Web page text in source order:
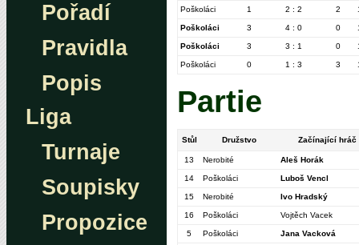
Pořadí
Pravidla
Popis
Liga
Turnaje
Soupisky
Propozice
Poškoláci 1 2 : 2 2
Poškoláci 3 4 : 0 0
Poškoláci 3 3 : 1 0
Poškoláci 0 1 : 3 3
Partie
Stůl Družstvo Začínající hráč
13 Nerobité Aleš Horák
14 Poškoláci Luboš Vencl
15 Nerobité Ivo Hradský
16 Poškoláci Vojtěch Vacek
5 Poškoláci Jana Vacková